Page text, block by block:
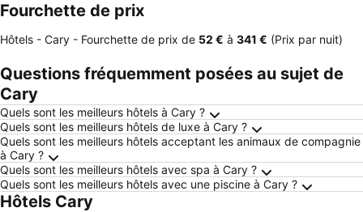
Fourchette de prix
Hôtels - Cary - Fourchette de prix de ‎52 € à ‎341 € (Prix par nuit)
Questions fréquemment posées au sujet de
Cary
Quels sont les meilleurs hôtels à Cary ?
Quels sont les meilleurs hôtels de luxe à Cary ?
Quels sont les meilleurs hôtels acceptant les animaux de compagnie
à Cary ?
Quels sont les meilleurs hôtels avec spa à Cary ?
Quels sont les meilleurs hôtels avec une piscine à Cary ?
Hôtels Cary